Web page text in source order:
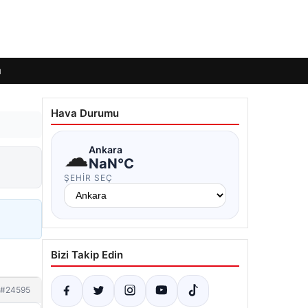
#24595
Hava Durumu
☁Ankara
NaN°C
ŞEHIR SEÇ
Bizi Takip Edin